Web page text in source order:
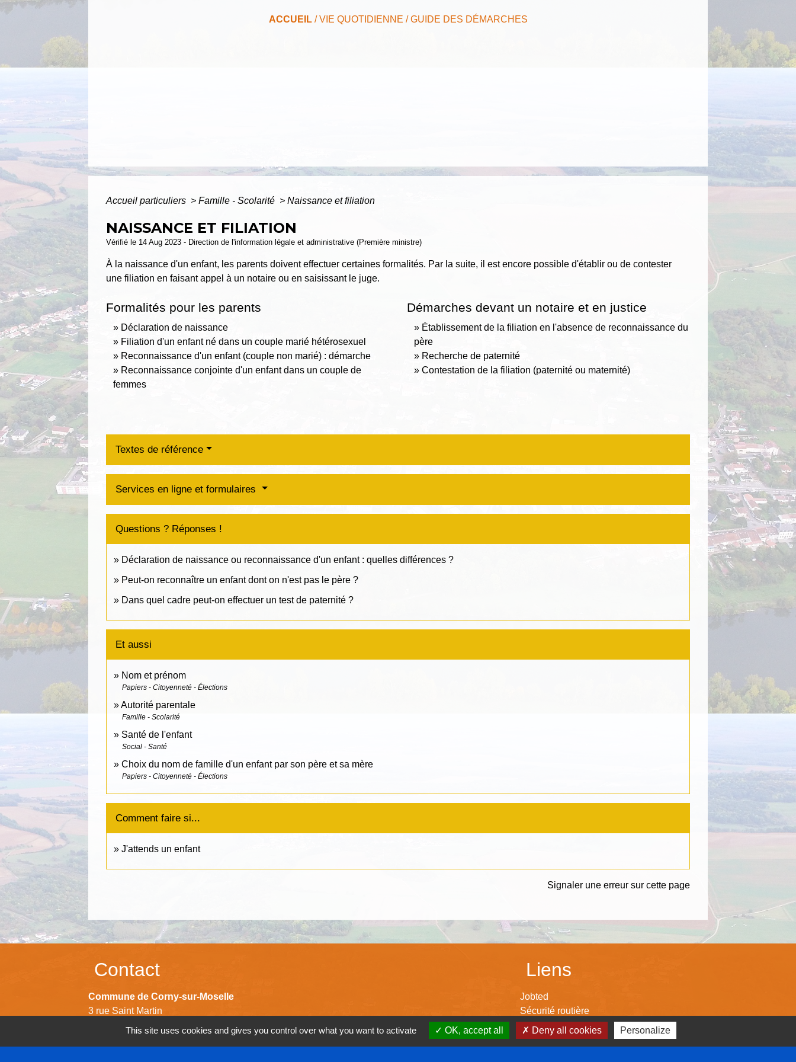
ACCUEIL/VIE QUOTIDIENNE /GUIDE DES DÉMARCHES
Accueil particuliers > Famille - Scolarité > Naissance et filiation
NAISSANCE ET FILIATION
Vérifié le 14 Aug 2023 - Direction de l'information légale et administrative (Première ministre)
À la naissance d'un enfant, les parents doivent effectuer certaines formalités. Par la suite, il est encore possible d'établir ou de contester
une filiation en faisant appel à un notaire ou en saisissant le juge.
Formalités pour les parents
Déclaration de naissance
Filiation d'un enfant né dans un couple marié hétérosexuel
Reconnaissance d'un enfant (couple non marié) : démarche
Reconnaissance conjointe d'un enfant dans un couple de
femmes
Démarches devant un notaire et en justice
Établissement de la filiation en l'absence de reconnaissance du
père
Recherche de paternité
Contestation de la filiation (paternité ou maternité)
Textes de référence
Services en ligne et formulaires
Questions ? Réponses !
Déclaration de naissance ou reconnaissance d'un enfant : quelles différences ?
Peut-on reconnaître un enfant dont on n'est pas le père ?
Dans quel cadre peut-on effectuer un test de paternité ?
Et aussi
Nom et prénom
Papiers - Citoyenneté - Élections
Autorité parentale
Famille - Scolarité
Santé de l'enfant
Social - Santé
Choix du nom de famille d'un enfant par son père et sa mère
Papiers - Citoyenneté - Élections
Comment faire si...
J'attends un enfant
Signaler une erreur sur cette page
Contact
Commune de Corny-sur-Moselle
3 rue Saint Martin
57680 Corny-sur-Moselle - FRANCE
Liens
Jobted
Sécurité routière
Conseil Général
Conseil Régional
This site uses cookies and gives you control over what you want to activate OK, accept all Deny all cookies Personalize